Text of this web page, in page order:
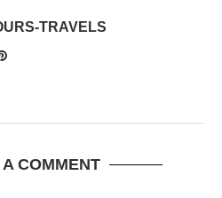
TRAVELS
COMMENT